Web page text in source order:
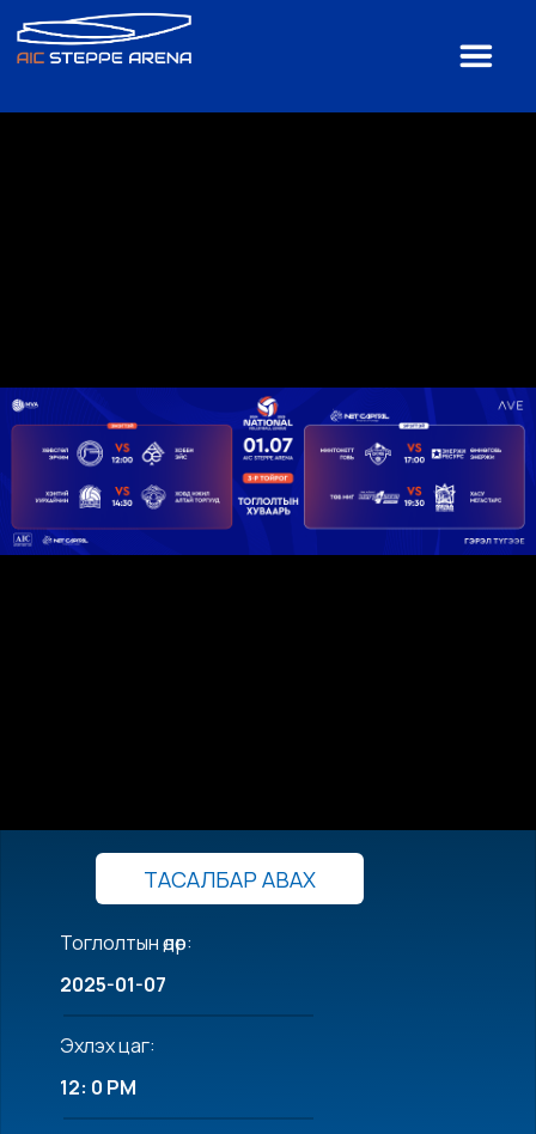
ТАСАЛБАР АВАХ
Тоглолтын өдөр:
2025-01-07
Эхлэх цаг:
12: 0 PM